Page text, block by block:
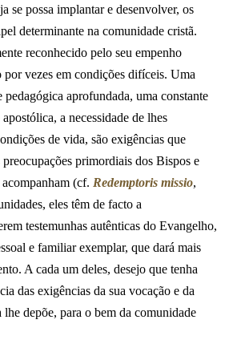
se possa implantar e desenvolver, os
determinante na comunidade cristã.
reconhecido pelo seu empenho
por vezes em condições difíceis. Uma
pedagógica aprofundada, uma constante
a necessidade de lhes
de vida, são exigências que
primordiais dos Bispos e
(cf. Redemptoris missio,
eles têm de facto a
testemunhas autênticas do Evangelho,
e familiar exemplar, que dará mais
A cada um deles, desejo que tenha
das exigências da sua vocação e da
depõe, para o bem da comunidade